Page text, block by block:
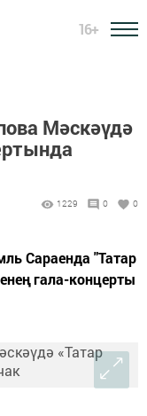
16+
Мәскәүдә
1229 0 0
Сараенда "Татар
гала-концерты